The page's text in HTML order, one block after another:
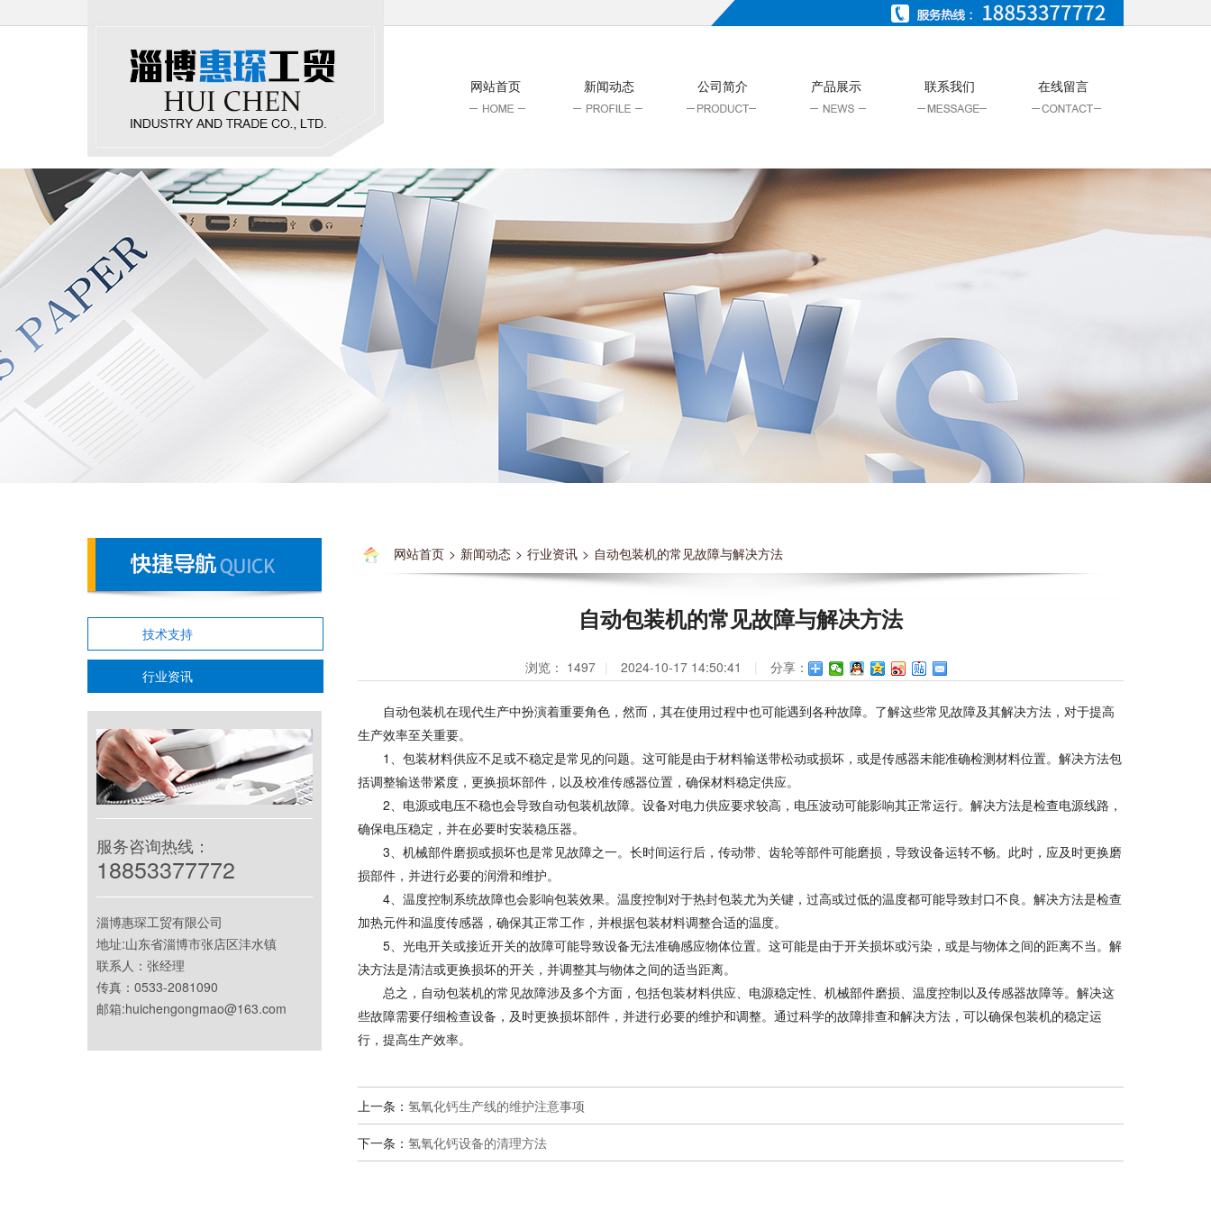
网站首页 新闻动态 公司简介 产品展示 联系我们 在线留言
技术支持
行业资讯
服务咨询热线：
18853377772
淄博惠琛工贸有限公司
地址:山东省淄博市张店区沣水镇
联系人：张经理
传真：0533-2081090
邮箱:huichengongmao@163.com
网站首页 > 新闻动态 > 行业资讯 > 自动包装机的常见故障与解决方法
自动包装机的常见故障与解决方法
浏览： 1497 2024-10-17 14:50:41 分享：
自动包装机在现代生产中扮演着重要角色，然而，其在使用过程中也可能遇到各种故障。了解这些常见故障及其解决方法，对于提高
生产效率至关重要。
1、包装材料供应不足或不稳定是常见的问题。这可能是由于材料输送带松动或损坏，或是传感器未能准确检测材料位置。解决方法包
括调整输送带紧度，更换损坏部件，以及校准传感器位置，确保材料稳定供应。
2、电源或电压不稳也会导致自动包装机故障。设备对电力供应要求较高，电压波动可能影响其正常运行。解决方法是检查电源线路，
确保电压稳定，并在必要时安装稳压器。
3、机械部件磨损或损坏也是常见故障之一。长时间运行后，传动带、齿轮等部件可能磨损，导致设备运转不畅。此时，应及时更换磨
损部件，并进行必要的润滑和维护。
4、温度控制系统故障也会影响包装效果。温度控制对于热封包装尤为关键，过高或过低的温度都可能导致封口不良。解决方法是检查
加热元件和温度传感器，确保其正常工作，并根据包装材料调整合适的温度。
5、光电开关或接近开关的故障可能导致设备无法准确感应物体位置。这可能是由于开关损坏或污染，或是与物体之间的距离不当。解
决方法是清洁或更换损坏的开关，并调整其与物体之间的适当距离。
总之，自动包装机的常见故障涉及多个方面，包括包装材料供应、电源稳定性、机械部件磨损、温度控制以及传感器故障等。解决这
些故障需要仔细检查设备，及时更换损坏部件，并进行必要的维护和调整。通过科学的故障排查和解决方法，可以确保包装机的稳定运
行，提高生产效率。
上一条： 氢氧化钙生产线的维护注意事项
下一条： 氢氧化钙设备的清理方法